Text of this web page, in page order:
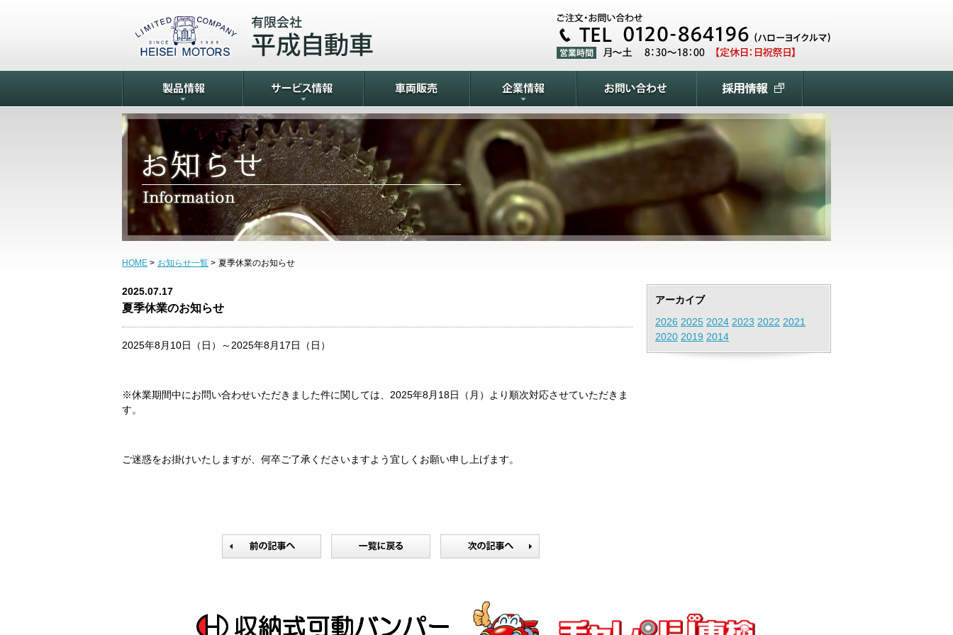
HOME > お知らせ一覧 > 夏季休業のお知らせ
2025.07.17
夏季休業のお知らせ
2025年8月10日（日）～2025年8月17日（日）
※休業期間中にお問い合わせいただきました件に関しては、2025年8月18日（月）より順次対応させていただきま
す。
ご迷惑をお掛けいたしますが、何卒ご了承くださいますよう宜しくお願い申し上げます。
アーカイブ
2026 2025 2024 2023 2022 2021
2020 2019 2014